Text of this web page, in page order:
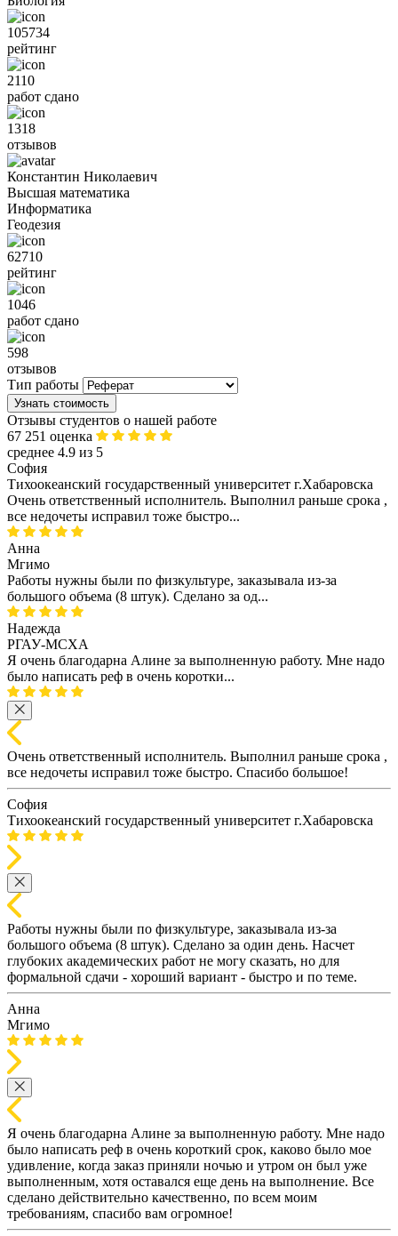
105734
рейтинг
2110
работ сдано
1318
отзывов
Константин Николаевич
Высшая математика
Информатика
Геодезия
62710
рейтинг
1046
работ сдано
598
отзывов
Тип работы
Узнать стоимость
Отзывы студентов о нашей работе
67 251 оценка
среднее 4.9 из 5
София
Тихоокеанский государственный университет г.Хабаровска
Очень ответственный исполнитель. Выполнил раньше срока ,
все недочеты исправил тоже быстро...
Анна
Мгимо
Работы нужны были по физкультуре, заказывала из-за
большого объема (8 штук). Сделано за од...
Надежда
РГАУ-МСХА
Я очень благодарна Алине за выполненную работу. Мне надо
было написать реф в очень коротки...
Очень ответственный исполнитель. Выполнил раньше срока ,
все недочеты исправил тоже быстро. Спасибо большое!
София
Тихоокеанский государственный университет г.Хабаровска
Работы нужны были по физкультуре, заказывала из-за
большого объема (8 штук). Сделано за один день. Насчет
глубоких академических работ не могу сказать, но для
формальной сдачи - хороший вариант - быстро и по теме.
Анна
Мгимо
Я очень благодарна Алине за выполненную работу. Мне надо
было написать реф в очень короткий срок, каково было мое
удивление, когда заказ приняли ночью и утром он был уже
выполненным, хотя оставался еще день на выполнение. Все
сделано действительно качественно, по всем моим
требованиям, спасибо вам огромное!